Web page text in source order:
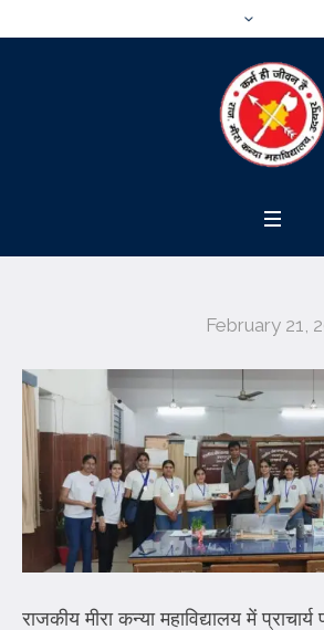
February 21,
राजकीय मीरा कन्या महाविद्यालय में